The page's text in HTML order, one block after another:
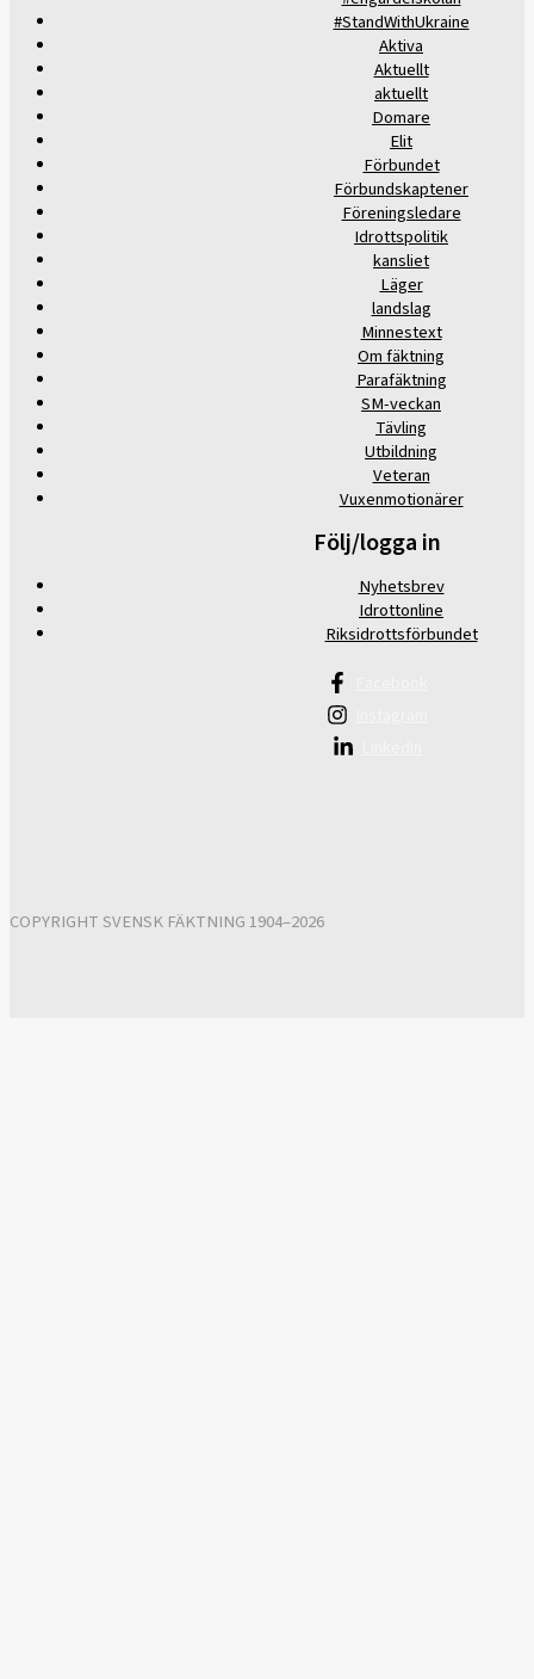
#StandWithUkraine
Aktiva
Aktuellt
aktuellt
Domare
Elit
Förbundet
Förbundskaptener
Föreningsledare
Idrottspolitik
kansliet
Läger
landslag
Minnestext
Om fäktning
Parafäktning
SM-veckan
Tävling
Utbildning
Veteran
Vuxenmotionärer
Följ/logga in
Nyhetsbrev
Idrottonline
Riksidrottsförbundet
COPYRIGHT SVENSK FÄKTNING 1904–2026